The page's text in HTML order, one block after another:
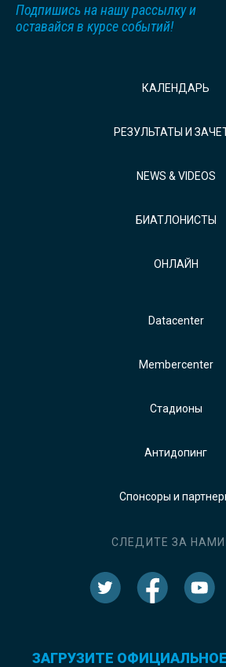
Подпишись на нашу рассылку и
оставайся в курсе событий!
КАЛЕНДАРЬ
РЕЗУЛЬТАТЫ И
NEWS & VIDEOS
БИАТЛОНИСТЫ
ОНЛАЙН
Datacenter
Membercenter
Стадионы
Антидопинг
Спонсоры и
СЛЕДИТЕ ЗА НАМИ
ЗАГРУЗИТЕ